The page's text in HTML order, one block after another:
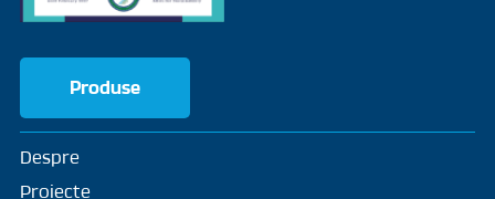
Produse
Despre
Proiecte
Documentații
Contact